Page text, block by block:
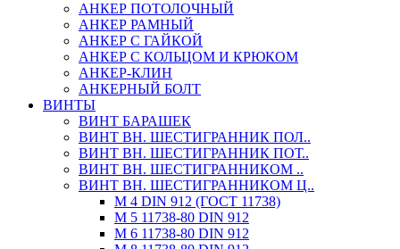
АНКЕР ПОТОЛОЧНЫЙ
АНКЕР РАМНЫЙ
АНКЕР С ГАЙКОЙ
АНКЕР С КОЛЬЦОМ И КРЮКОМ
АНКЕР-КЛИН
АНКЕРНЫЙ БОЛТ
ВИНТЫ
ВИНТ БАРАШЕК
ВИНТ ВН. ШЕСТИГРАННИК ПОЛ..
ВИНТ ВН. ШЕСТИГРАННИК ПОТ..
ВИНТ ВН. ШЕСТИГРАННИКОМ ..
ВИНТ ВН. ШЕСТИГРАННИКОМ Ц..
М 4 DIN 912 (ГОСТ 11738)
М 5 11738-80 DIN 912
М 6 11738-80 DIN 912